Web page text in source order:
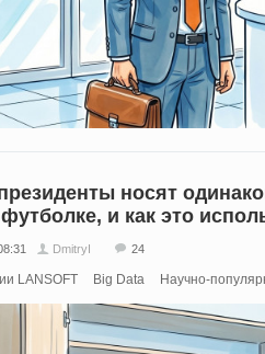
носят
и как это
DmitryI 24
LANSOFT Big Data Научно-